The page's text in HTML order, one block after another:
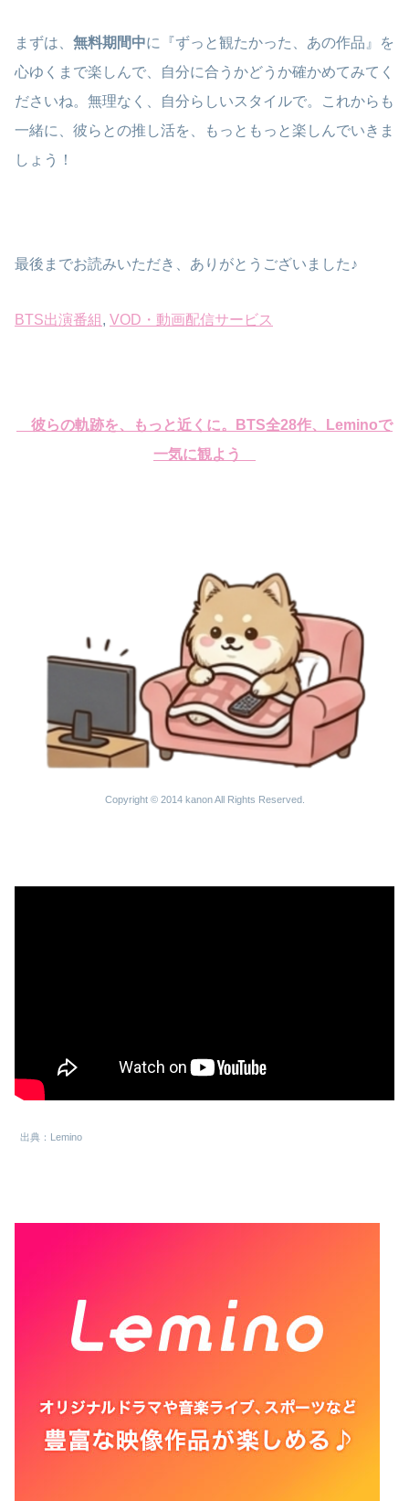
まずは、 無料期間中に『ずっと観たかった、あの作品』を
心ゆくまで楽しんで、自分に合うかどうか確かめてみてく
ださいね。無理なく、自分らしいスタイルで。これからも
一緒に、彼らとの推し活を、もっともっと楽しんでいきま
しょう！
最後までお読みいただき、ありがとうございました♪
BTS出演番組 , VOD・動画配信サービス
彼らの軌跡を、もっと近くに。BTS全28作、Leminoで
一気に観よう
Copyright © 2014 kanon All Rights Reserved.
出典：Lemino